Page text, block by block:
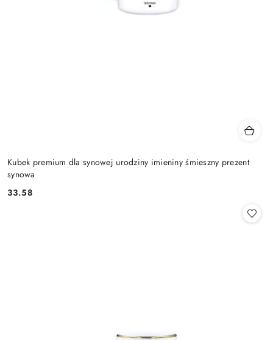
Kubek premium dla synowej urodziny imieniny śmieszny prezent
synowa
Cena:
33.58